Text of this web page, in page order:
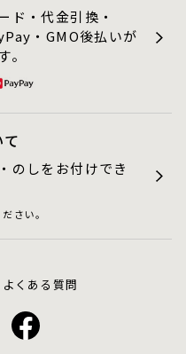
ド・代金引換・
・GMO後払いが
。
のしをお付けでき
さい。
よくある質問